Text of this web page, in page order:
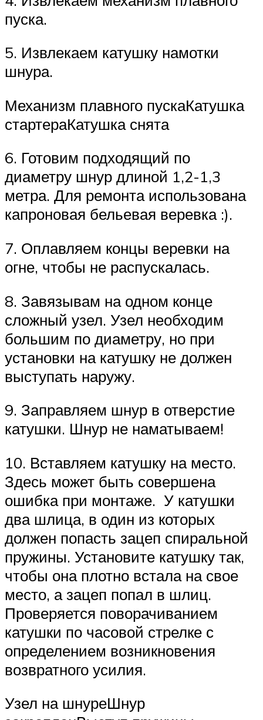
пуска.
5. Извлекаем катушку намотки
шнура.
Механизм плавного пускаКатушка
стартераКатушка снята
6. Готовим подходящий по
диаметру шнур длиной 1,2-1,3
метра. Для ремонта использована
капроновая бельевая веревка :).
7. Оплавляем концы веревки на
огне, чтобы не распускалась.
8. Завязывам на одном конце
сложный узел. Узел необходим
большим по диаметру, но при
установки на катушку не должен
выступать наружу.
9. Заправляем шнур в отверстие
катушки. Шнур не наматываем!
10. Вставляем катушку на место.
Здесь может быть совершена
ошибка при монтаже. У катушки
два шлица, в один из которых
должен попасть зацеп спиральной
пружины. Установите катушку так,
чтобы она плотно встала на свое
место, а зацеп попал в шлиц.
Проверяется поворачиванием
катушки по часовой стрелке с
определением возникновения
возвратного усилия.
Узел на шнуреШнур